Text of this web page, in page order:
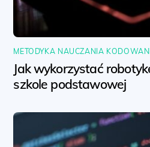
METODYKA NAUCZANIA
Jak wykorzystać
szkole podstawowej